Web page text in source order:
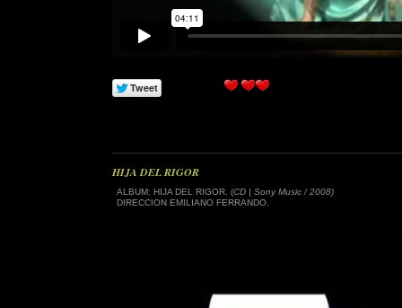
HIJA DEL RIGOR
ALBUM: HIJA DEL RIGOR. (CD | Sony Music / 2008)
DIRECCION EMILIANO FERRANDO.